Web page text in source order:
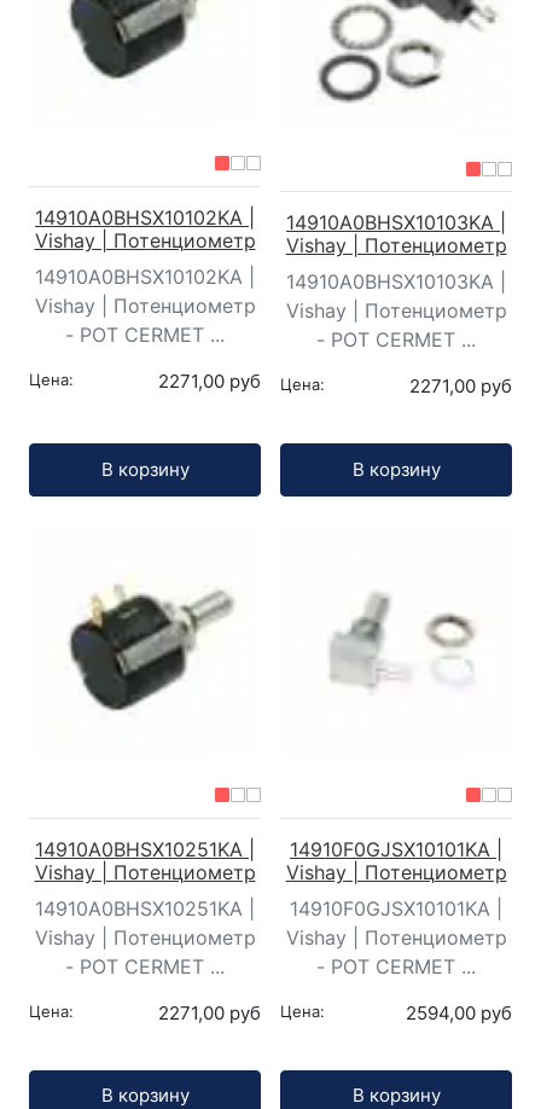
14910A0BHSX10102KA |
Vishay | Потенциометр
14910A0BHSX10102KA |
Vishay | Потенциометр
- POT CERMET ...
Цена: 2271,00 руб
В корзину
14910A0BHSX10103KA |
Vishay | Потенциометр
14910A0BHSX10103KA |
Vishay | Потенциометр
- POT CERMET ...
Цена: 2271,00 руб
В корзину
14910A0BHSX10251KA |
Vishay | Потенциометр
14910A0BHSX10251KA |
Vishay | Потенциометр
- POT CERMET ...
Цена: 2271,00 руб
В корзину
14910F0GJSX10101KA |
Vishay | Потенциометр
14910F0GJSX10101KA |
Vishay | Потенциометр
- POT CERMET ...
Цена: 2594,00 руб
В корзину